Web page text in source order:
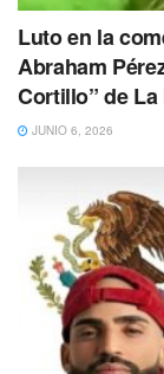
Luto en la
Abraham
Cortillo” de
JUNIO 6, 2026